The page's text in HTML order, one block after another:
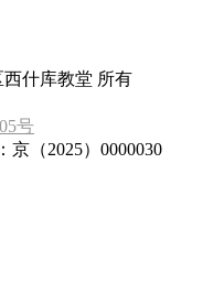
西什库教堂 所有
号
（2025）0000030